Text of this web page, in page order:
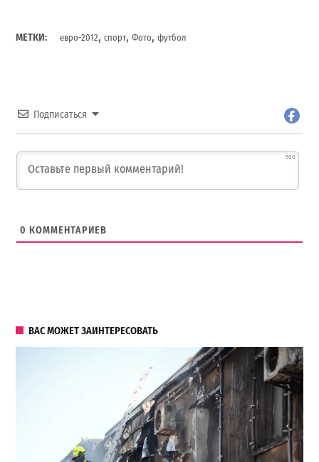
МЕТКИ: евро-2012,спорт,Фото,футбол
Подписаться
500
0 КОММЕНТАРИЕВ
ВАС МОЖЕТ ЗАИНТЕРЕСОВАТЬ